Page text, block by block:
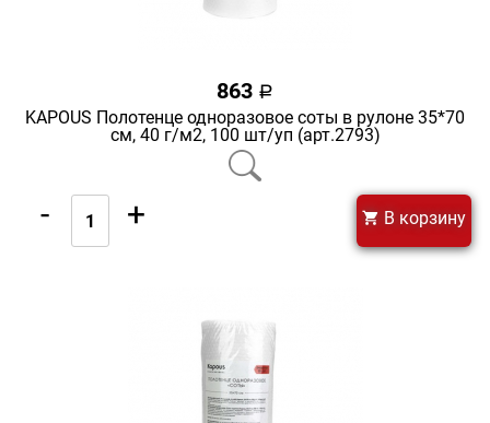
863 a
KAPOUS Полотенце одноразовое соты в рулоне 35*70
cм, 40 г/м2, 100 шт/уп (арт.2793)
- + В корзину